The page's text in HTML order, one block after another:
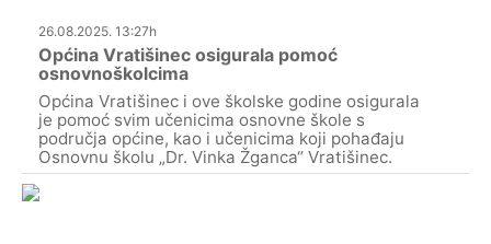
26.08.2025. 13:27h
Općina Vratišinec osigurala pomoć
osnovnoškolcima
Općina Vratišinec i ove školske godine osigurala
je pomoć svim učenicima osnovne škole s
područja općine, kao i učenicima koji pohađaju
Osnovnu školu „Dr. Vinka Žganca“ Vratišinec.